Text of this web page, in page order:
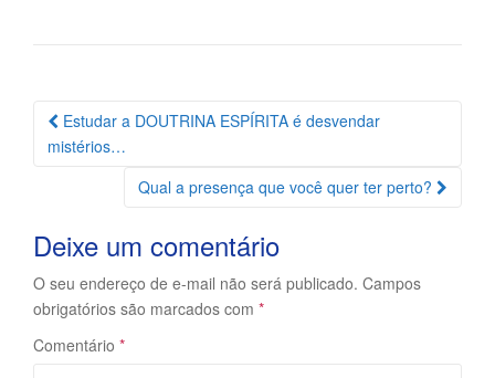
Navegação
da
Postagem
Estudar a DOUTRINA ESPÍRITA é desvendar
mistérios…
Qual a presença que você quer ter perto?
Deixe um comentário
O seu endereço de e-mail não será publicado. Campos
obrigatórios são marcados com *
Comentário *